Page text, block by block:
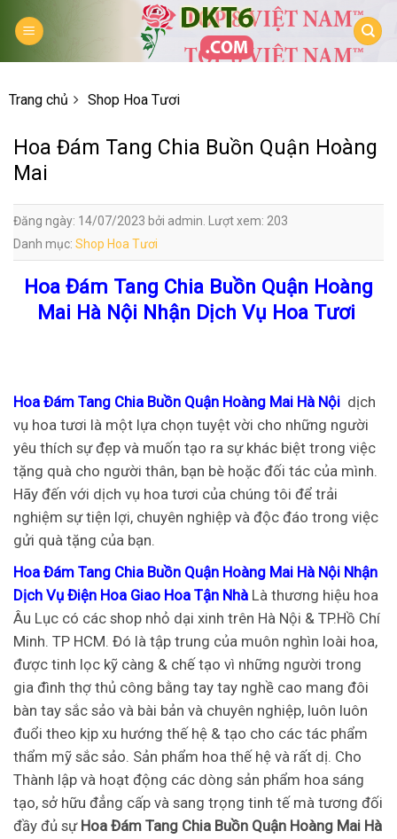
Trang chủ Shop Hoa Tươi
Hoa Đám Tang Chia Buồn Quận Hoàng
Mai
Đăng ngày: 14/07/2023 bởi admin. Lượt xem: 203
Danh mục: Shop Hoa Tươi
Hoa Đám Tang Chia Buồn Quận Hoàng
Mai Hà Nội Nhận Dịch Vụ Hoa Tươi
Hoa Đám Tang Chia Buồn Quận Hoàng Mai Hà Nội dịch
vụ hoa tươi là một lựa chọn tuyệt vời cho những người
yêu thích sự đẹp và muốn tạo ra sự khác biệt trong việc
tặng quà cho người thân, bạn bè hoặc đối tác của mình.
Hãy đến với dịch vụ hoa tươi của chúng tôi để trải
nghiệm sự tiện lợi, chuyên nghiệp và độc đáo trong việc
gửi quà tặng của bạn.
Hoa Đám Tang Chia Buồn Quận Hoàng Mai Hà Nội Nhận
Dịch Vụ Điện Hoa Giao Hoa Tận Nhà Là thương hiệu hoa
Âu Lục có các shop nhỏ dại xinh trên Hà Nội & TP.Hồ Chí
Minh. TP HCM. Đó là tập trung của muôn nghìn loài hoa,
được tinh lọc kỹ càng & chế tạo vì những người trong
gia đình thợ thủ công bằng tay tay nghề cao mang đôi
bàn tay sắc sảo và bài bản và chuyên nghiệp, luôn luôn
đuổi theo kịp xu hướng thế hệ & tạo cho các tác phẩm
thẩm mỹ sắc sảo. Sản phẩm hoa thế hệ và rất dị. Cho
Thành lập và hoạt động các dòng sản phẩm hoa sáng
tạo, sở hữu đẳng cấp và sang trọng tinh tế mà tương đối
đầy đủ sự Hoa Đám Tang Chia Buồn Quận Hoàng Mai Hà